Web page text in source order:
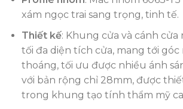
xám ngọc trai sang trọng, tinh tế.
Thiết kế: Khung cửa và cánh cửa
tối đa diện tích cửa, mang tới
thoáng, tối ưu được nhiều ánh
với bản rộng chỉ 28mm, được
trong khung tạo tính thẩm mỹ